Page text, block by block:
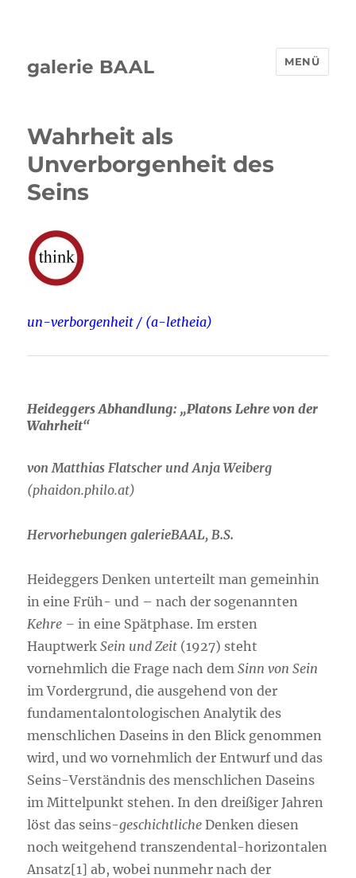
galerie BAAL MENÜ
Wahrheit als
Unverborgenheit des
Seins
un-verborgenheit / (a-letheia)
Heideggers Abhandlung: „Platons Lehre von der
Wahrheit“
von Matthias Flatscher und Anja Weiberg
(phaidon.philo.at)
Hervorhebungen galerieBAAL, B.S.
Heideggers Denken unterteilt man gemeinhin
in eine Früh- und – nach der sogenannten
Kehre – in eine Spätphase. Im ersten
HauptwerkSein und Zeit (1927) steht
vornehmlich die Frage nach demSinn von Sein
im Vordergrund, die ausgehend von der
fundamentalontologischen Analytik des
menschlichen Daseins in den Blick genommen
wird, und wo vornehmlich der Entwurf und das
Seins-Verständnis des menschlichen Daseins
im Mittelpunkt stehen. In den dreißiger Jahren
löst das seins-geschichtliche Denken diesen
noch weitgehend transzendental-horizontalen
Ansatz[1] ab, wobei nunmehr nach der